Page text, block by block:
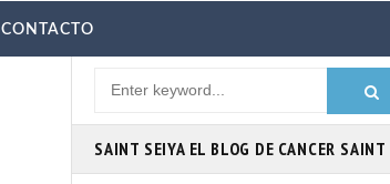
CONTACTO
SAINT SEIYA EL BLOG DE CANCER SAINT